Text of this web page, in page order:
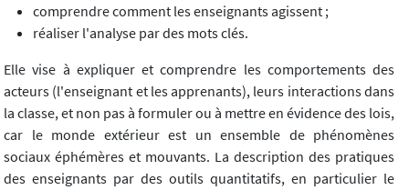
comprendre comment les enseignants agissent ;
réaliser l'analyse par des mots clés.
Elle vise à expliquer et comprendre les comportements des
acteurs (l'enseignant et les apprenants), leurs interactions dans
la classe, et non pas à formuler ou à mettre en évidence des lois,
car le monde extérieur est un ensemble de phénomènes
sociaux éphémères et mouvants. La description des pratiques
des enseignants par des outils quantitatifs, en particulier le